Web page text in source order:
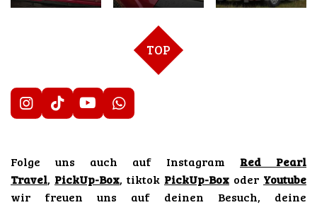
TOP
I
n
a
g
r
T
i
o
k
Y
o
u
b
W
h
A
Folge uns auch auf Instagram Red Pearl
Travel, PickUp-Box, tiktok PickUp-Box oder Youtube
wir freuen uns auf deinen Besuch, deine